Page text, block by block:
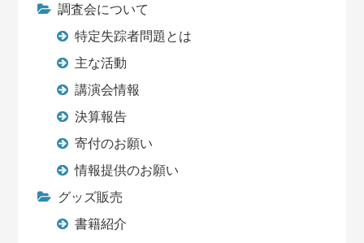
調査会について
特定失踪者問題とは
主な活動
講演会情報
決算報告
寄付のお願い
情報提供のお願い
グッズ販売
書籍紹介